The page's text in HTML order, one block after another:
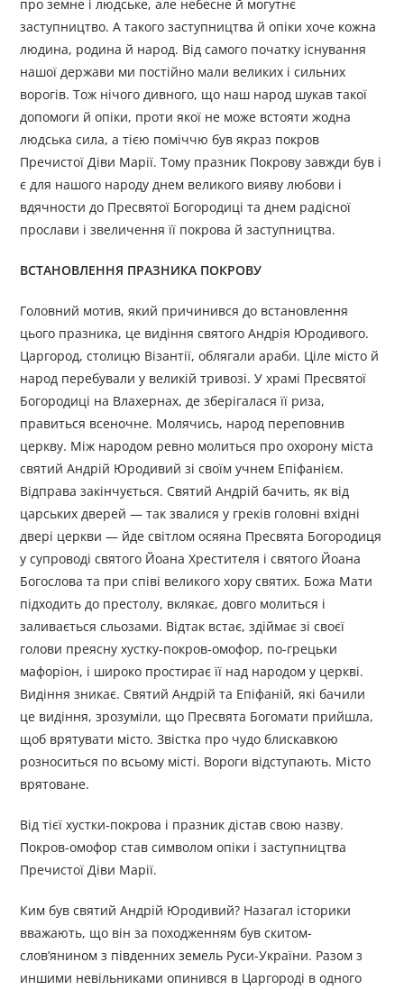
про земне і людське, але небесне й могутнє
заступництво. А такого заступництва й опіки хоче кожна
людина, родина й народ. Від самого початку існування
нашої держави ми постійно мали великих і сильних
ворогів. Тож нічого дивного, що наш народ шукав такої
допомоги й опіки, проти якої не може встояти жодна
людська сила, а тією поміччю був якраз покров
Пречистої Діви Марії. Тому празник Покрову завжди був і
є для нашого народу днем великого вияву любови і
вдячности до Пресвятої Богородиці та днем радісної
прослави і звеличення її покрова й заступництва.
ВСТАНОВЛЕННЯ ПРАЗНИКА ПОКРОВУ
Головний мотив, який причинився до встановлення
цього празника, це видіння святого Андрія Юродивого.
Царгород, столицю Візантії, облягали араби. Ціле місто й
народ перебували у великій тривозі. У храмі Пресвятої
Богородиці на Влахернах, де зберігалася її риза,
правиться всеночне. Молячись, народ переповнив
церкву. Між народом ревно молиться про охорону міста
святий Андрій Юродивий зі своїм учнем Епіфанієм.
Відправа закінчується. Святий Андрій бачить, як від
царських дверей — так звалися у греків головні вхідні
двері церкви — йде світлом осяяна Пресвята Богородиця
у супроводі святого Йоана Хрестителя і святого Йоана
Богослова та при співі великого хору святих. Божа Мати
підходить до престолу, вклякає, довго молиться і
заливається сльозами. Відтак встає, здіймає зі своєї
голови преясну хустку-покров-омофор, по-грецьки
мафоріон, і широко простирає її над народом у церкві.
Видіння зникає. Святий Андрій та Епіфаній, які бачили
це видіння, зрозуміли, що Пресвята Богомати прийшла,
щоб врятувати місто. Звістка про чудо блискавкою
розноситься по всьому місті. Вороги відступають. Місто
врятоване.
Від тієї хустки-покрова і празник дістав свою назву.
Покров-омофор став символом опіки і заступництва
Пречистої Діви Марії.
Ким був святий Андрій Юродивий? Назагал історики
вважають, що він за походженням був скитом-
слов’янином з південних земель Руси-України. Разом з
иншими невільниками опинився в Царгороді в одного